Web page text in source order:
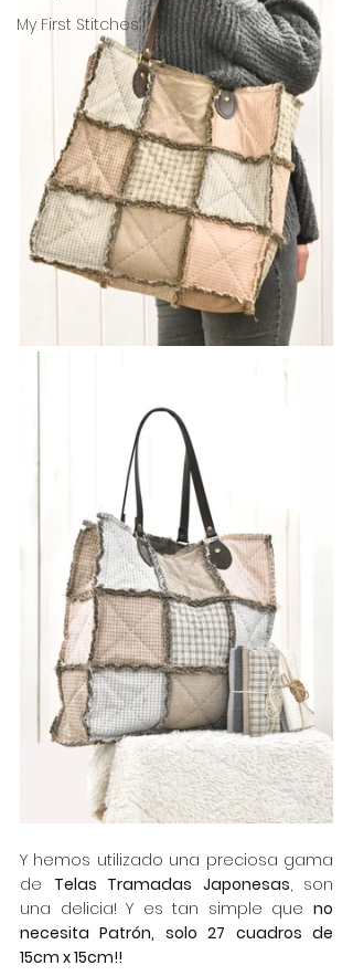
My First Stitches
Y hemos utilizado una preciosa gama
de Telas Tramadas Japonesas, son
una delicia! Y es tan simple que no
necesita Patrón, solo 27 cuadros de
15cm x 15cm!!